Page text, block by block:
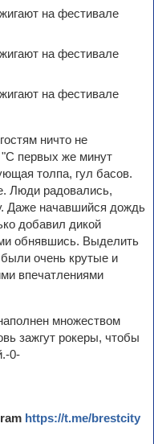
ничто не
первых же минут
толпа, гул басов.
Люди радовались,
Даже начавшийся дождь
добавил дикой
обнявшись. Выделить
были очень крутые и
впечатлениями
множеством
зажгут рокеры, чтобы
0-
https://t.me/brestcity